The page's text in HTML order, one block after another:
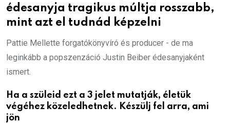
édesanyja tragikus múltja rosszabb,
mint azt el tudnád képzelni
Pattie Mellette forgatókönyvíró és producer - de ma
leginkább a popszenzáció Justin Beiber édesanyjaként
ismert.
Ha a szüleid ezt a 3 jelet mutatják, életük
végéhez közeledhetnek. Készülj fel arra, ami
jön